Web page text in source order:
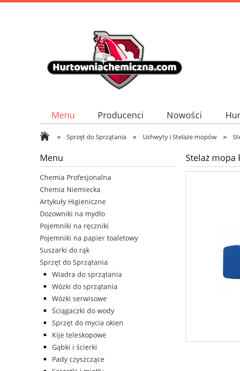
Menu Producenci Nowości
» Sprzęt do Sprzątania » Uchwyty i Stelaże mopów »
Menu
Chemia Profesjonalna
Chemia Niemiecka
Artykuły Higieniczne
Dozowniki na mydło
Pojemniki na ręczniki
Pojemniki na papier toaletowy
Suszarki do rąk
Sprzęt do Sprzątania
Wiadra do sprzątania
Wózki do sprzątania
Wózki serwisowe
Ściągaczki do wody
Sprzęt do mycia okien
Kije teleskopowe
Gąbki i ścierki
Pady czyszczące
Stelaż mopa